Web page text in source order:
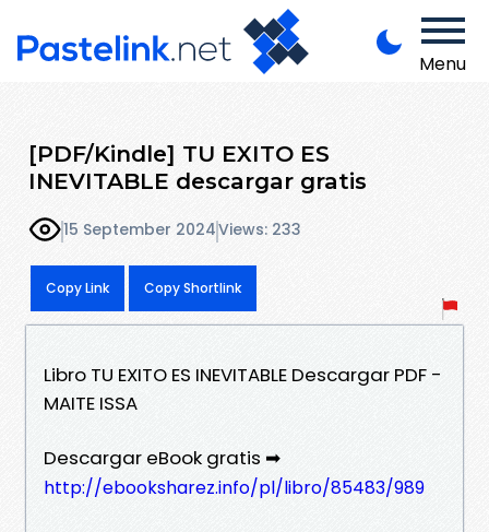
Menu
[PDF/Kindle] TU EXITO ES
INEVITABLE descargar gratis
15 September 2024Views: 233
Copy Link Copy Shortlink
Libro TU EXITO ES INEVITABLE Descargar PDF -
MAITE ISSA
Descargar eBook gratis ➡
http://ebooksharez.info/pl/libro/85483/989